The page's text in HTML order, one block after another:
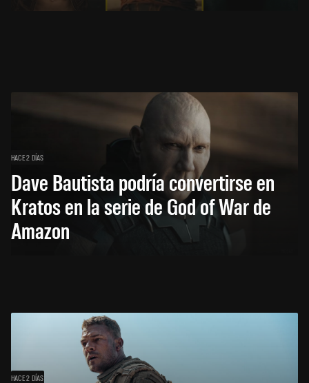
HACE 2 DÍAS
Dave Bautista podría convertirse en
Kratos en la serie de God of War de
Amazon
HACE 2 DÍAS